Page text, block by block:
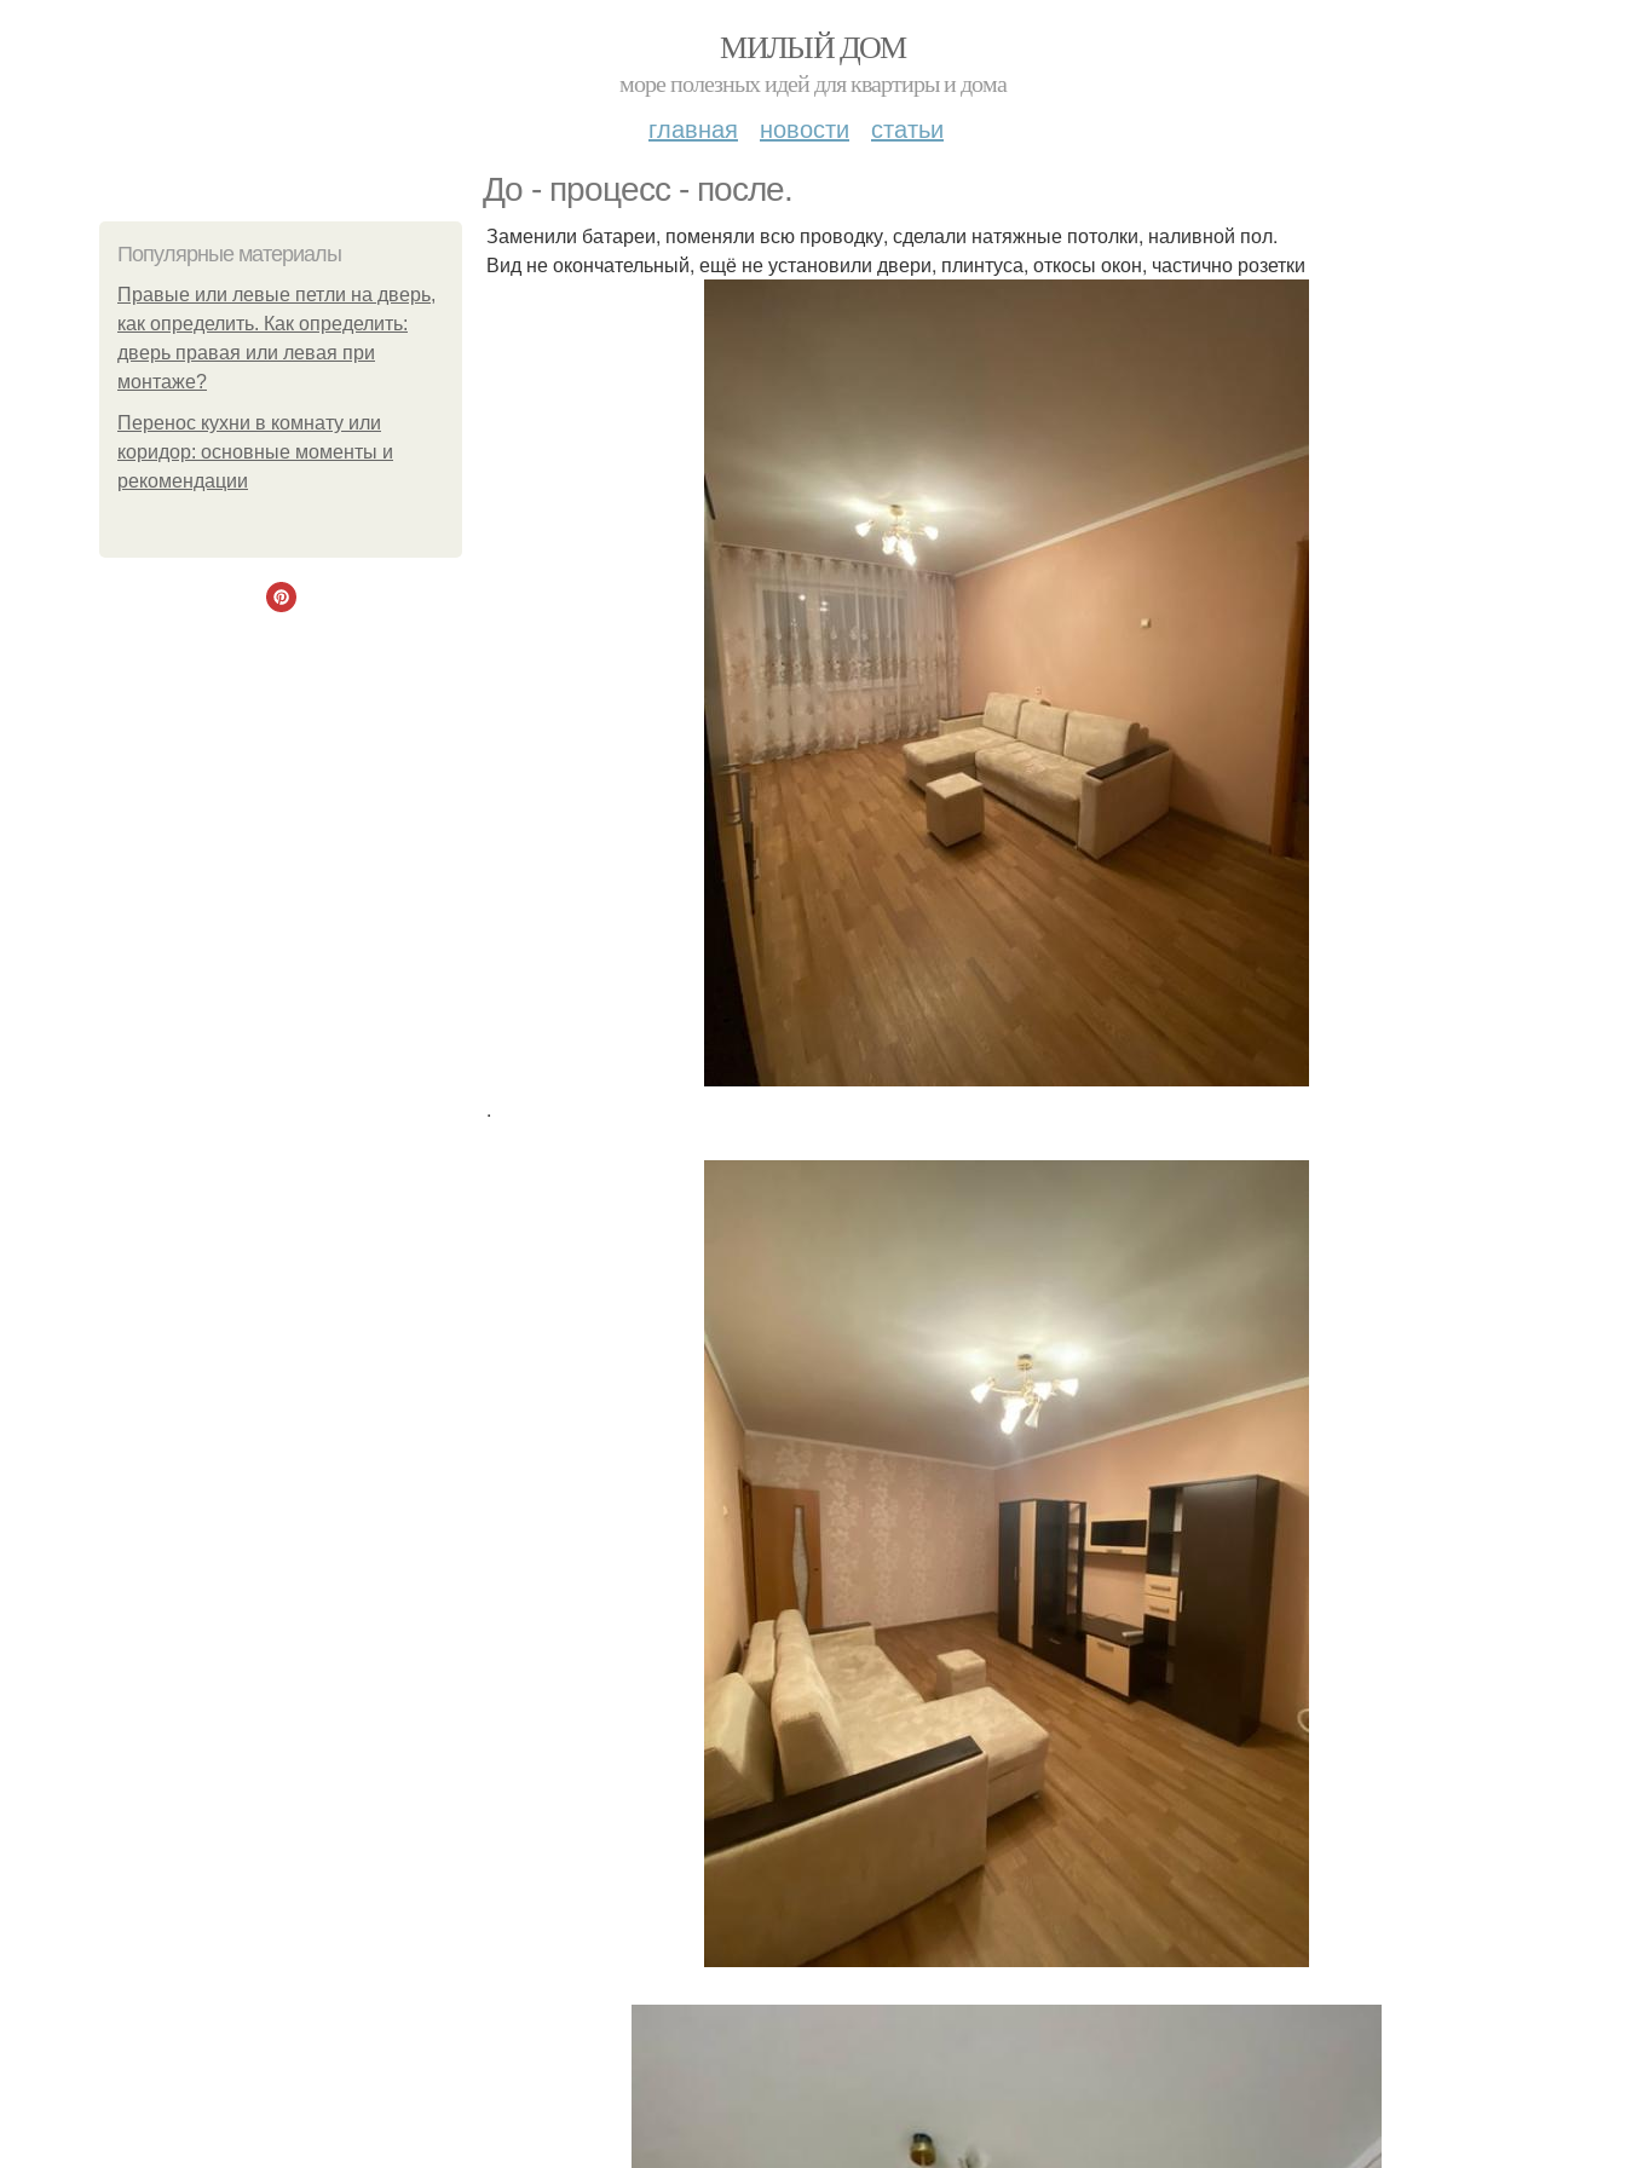
МИЛЫЙ ДОМ
море полезных идей для квартиры и дома
главная новости статьи
До - процесс - после.
Популярные материалы
Правые или левые петли на дверь,
как определить. Как определить:
дверь правая или левая при
монтаже?
Перенос кухни в комнату или
коридор: основные моменты и
рекомендации
Заменили батареи, поменяли всю проводку, сделали натяжные потолки, наливной пол.
Вид не окончательный, ещё не установили двери, плинтуса, откосы окон, частично розетки
.